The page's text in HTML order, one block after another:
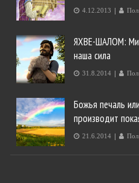
4.12.2013 |
ЯХВЕ-ШАЛОМ:
наша сила
31.8.2014 |
Божья печаль
производит
21.6.2014 |